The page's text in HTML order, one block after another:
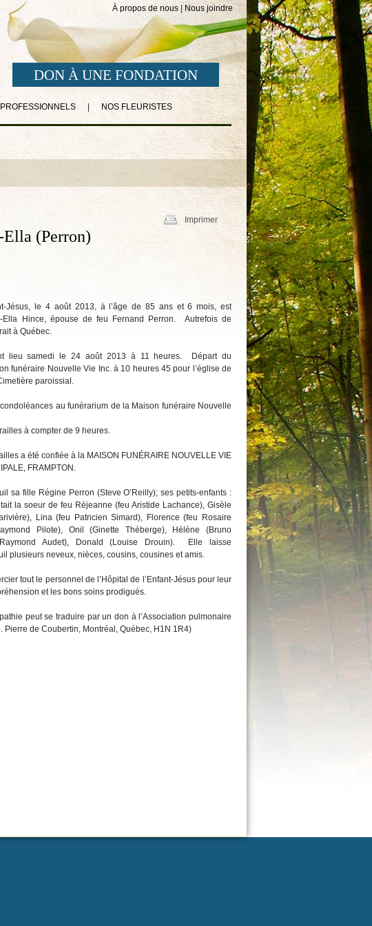
À propos de nous Nous joindre
DON À UNE FONDATION
NOS FLEURISTES
Imprimer
Ella (Perron)
Jésus, le 4 août 2013, à l’âge de 85 ans et 6 mois, est
Ella Hince, épouse de feu Fernand Perron. Autrefois de
à Québec.
lieu samedi le 24 août 2013 à 11 heures. Départ du
funéraire Nouvelle Vie Inc. à 10 heures 45 pour l’église de
paroissial.
au funérarium de la Maison funéraire Nouvelle
à compter de 9 heures.
a été confiée à la MAISON FUNÉRAIRE NOUVELLE VIE
FRAMPTON.
sa fille Régine Perron (Steve O’Reilly); ses petits-enfants :
la soeur de feu Réjeanne (feu Aristide Lachance), Gisèle
Lina (feu Patricien Simard), Florence (feu Rosaire
Pilote), Onil (Ginette Théberge), Hélène (Bruno
Audet), Donald (Louise Drouin). Elle laisse
plusieurs neveux, nièces, cousins, cousines et amis.
tout le personnel de l’Hôpital de l’Enfant-Jésus pour leur
et les bons soins prodigués.
peut se traduire par un don à l’Association pulmonaire
Pierre de Coubertin, Montréal, Québec, H1N 1R4)